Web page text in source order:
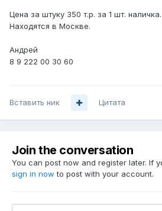
Цена за штуку 350 т.р. за 1 шт.
Находятся в Москве.
Андрей
8 9 222 00 30 60
Вставить ник Цитата
Join the conversation
You can post now and register later. If
sign in now to post with your account.